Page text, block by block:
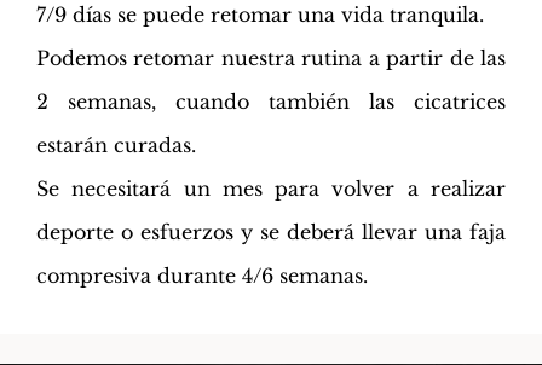
7/9 días se puede retomar una vida tranquila.
Podemos retomar nuestra rutina a partir de las
2 semanas, cuando también las cicatrices
estarán curadas.
Se necesitará un mes para volver a realizar
deporte o esfuerzos y se deberá llevar una faja
compresiva durante 4/6 semanas.